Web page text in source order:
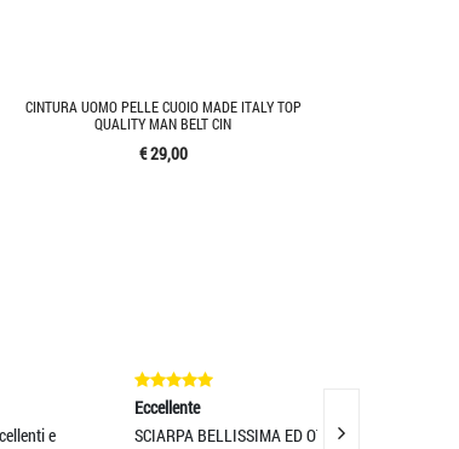
CINTURA UOMO PELLE CUOIO MADE ITALY TOP
QUALITY MAN BELT CIN
€ 29,00
SCIARPA BELLISSIMA ED OTTIMO TESSUTO!
Spedizione e